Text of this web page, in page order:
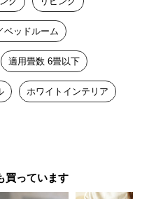
ベッドルーム
適用畳数 6畳以下
ホワイトインテリア
買っています